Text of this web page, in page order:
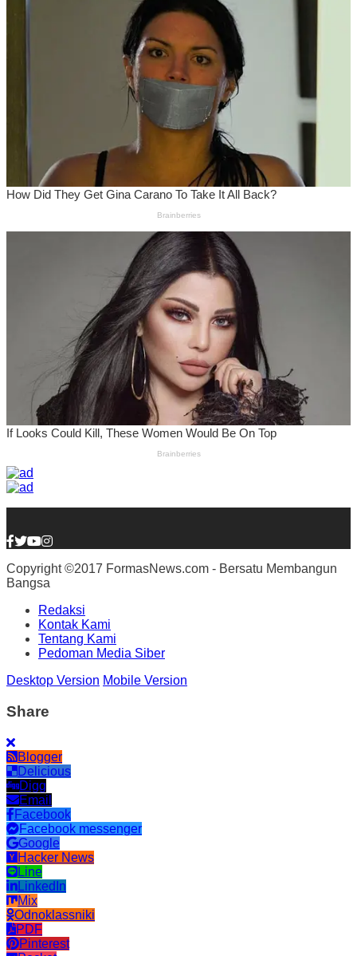
Copyright ©2017 FormasNews.com - Bersatu Membangun
Bangsa
Redaksi
Kontak Kami
Tentang Kami
Pedoman Media Siber
Desktop Version Mobile Version
Share
Blogger
Delicious
Digg
Email
Facebook
Facebook messenger
Google
Hacker News
Line
LinkedIn
Mix
Odnoklassniki
PDF
Pinterest